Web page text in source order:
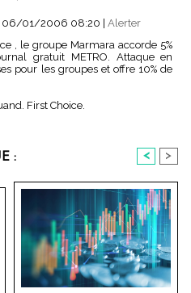
06/01/2006 08:20
Alerter
, le groupe Marmara accorde 5%
gratuit METRO. Attaque en
pour les groupes et offre 10% de
First Choice.
: < >